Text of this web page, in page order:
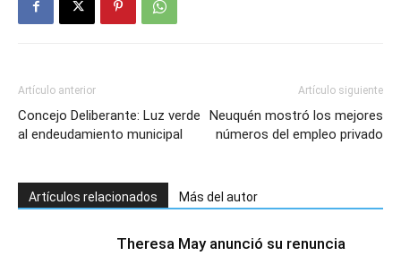
Artículo anterior
Concejo Deliberante: Luz verde
al endeudamiento municipal
Artículo siguiente
Neuquén mostró los mejores
números del empleo privado
Artículos relacionados Más del autor
Theresa May anunció su renuncia